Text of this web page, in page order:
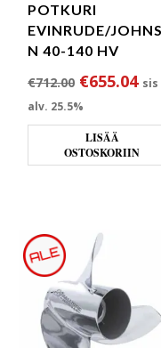
POTKURI
EVINRUDE/
N 40-140 HV
€712.00 €655.04 sis
alv. 25.5%
LISÄÄ
OSTOSKORIIN